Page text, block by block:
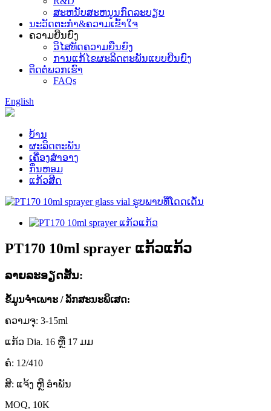
ສະຫນັບສະຫນູນກົດລະບຽບ
ນະວັດຕະກໍາ&ຄວາມເຂົ້າໃຈ
ຄວາມຍືນຍົງ
ວິໄສທັດຄວາມຍືນຍົງ
ການແກ້ໄຂຜະລິດຕະພັນແບບຍືນຍົງ
ຕິດຕໍ່ພວກເຮົາ
FAQs
English
ບ້ານ
ຜະລິດຕະພັນ
ເຄື່ອງສໍາອາງ
ກິ່ນຫອມ
ແກ້ວສີດ
PT170 10ml sprayer ແກ້ວແກ້ວ
ລາຍ​ລະ​ອຽດ​ສັ້ນ​:
ຂໍ້ມູນຈໍາເພາະ / ລັກສະນະພິເສດ:
ຄວາມຈຸ: 3-15ml
ແກ້ວ Dia. 16 ຫຼື 17 ມມ
ຄໍ: 12/410
ສີ: ແຈ້ງ ຫຼື ອໍາພັນ
MOQ, 10K